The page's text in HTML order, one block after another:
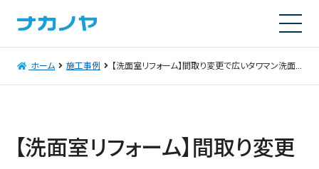
ホーム 施工事例 【洗面室リフォーム】間取り変更で広いタワマン洗面室を実現｜港区
【洗面室リフォーム】間取り変更